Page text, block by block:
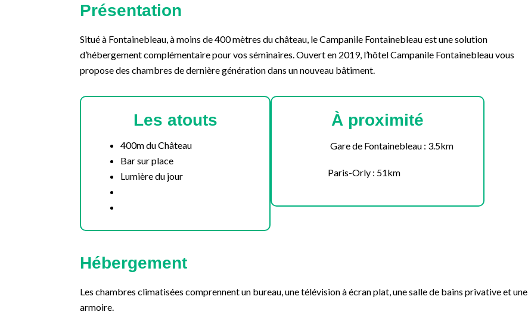
Présentation
Situé à Fontainebleau, à moins de 400 mètres du château, le Campanile Fontainebleau est une solution
d’hébergement complémentaire pour vos séminaires. Ouvert en 2019, l’hôtel Campanile Fontainebleau vous
propose des chambres de dernière génération dans un nouveau bâtiment.
Les atouts
400m du Château
Bar sur place
Lumière du jour
À proximité
Gare de Fontainebleau : 3.5km
Paris-Orly : 51km
Hébergement
Les chambres climatisées comprennent un bureau, une télévision à écran plat, une salle de bains privative et une
armoire.